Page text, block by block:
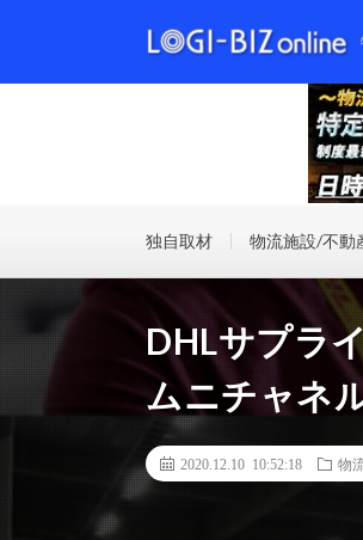
独自取材 物流施設/不動
DHLサプラ
ムニチャネ
2020.12.10 10:52:18 物